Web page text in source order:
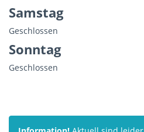
Samstag
Geschlossen
Sonntag
Geschlossen